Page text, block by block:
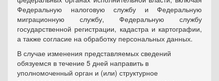
Федеральную налоговую службу и Федеральную
миграционную службу, Федеральную службу
государственной регистрации, кадастра и картографии,
а также согласие на обработку персональных данных.
В случае изменения представляемых сведений
обязуемся в течение 5 дней направить в
уполномоченный орган и (или) структурное